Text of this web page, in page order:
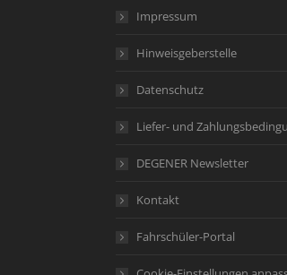
Impressum
Hinweisgeberstelle
Datenschutz
Liefer- und
DEGENER Newsletter
Kontakt
Fahrschüler-Portal